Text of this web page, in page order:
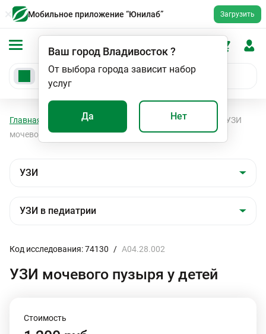
Мобильное приложение “Юнилаб” Загрузить
Ваш город Владивосток?
От выбора города зависит набор
услуг
Да Нет
Главная Мед. услуги УЗИ в педиатрии
УЗИ
мочевого пузыря у детей
Код исследования: 74130 / A04.28.002
УЗИ мочевого пузыря у детей
Стоимость